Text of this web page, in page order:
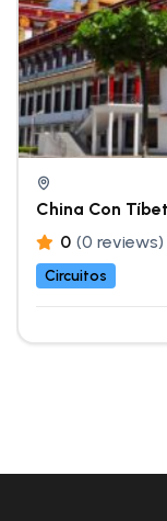
China Con
0 (0 reviews)
Circuitos